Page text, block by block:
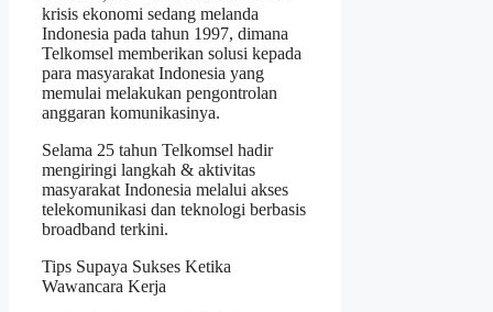
krisis ekonomi sedang melanda
Indonesia pada tahun 1997, dimana
Telkomsel memberikan solusi kepada
para masyarakat Indonesia yang
memulai melakukan pengontrolan
anggaran komunikasinya.
Selama 25 tahun Telkomsel hadir
mengiringi langkah & aktivitas
masyarakat Indonesia melalui akses
telekomunikasi dan teknologi berbasis
broadband terkini.
Tips Supaya Sukses Ketika
Wawancara Kerja